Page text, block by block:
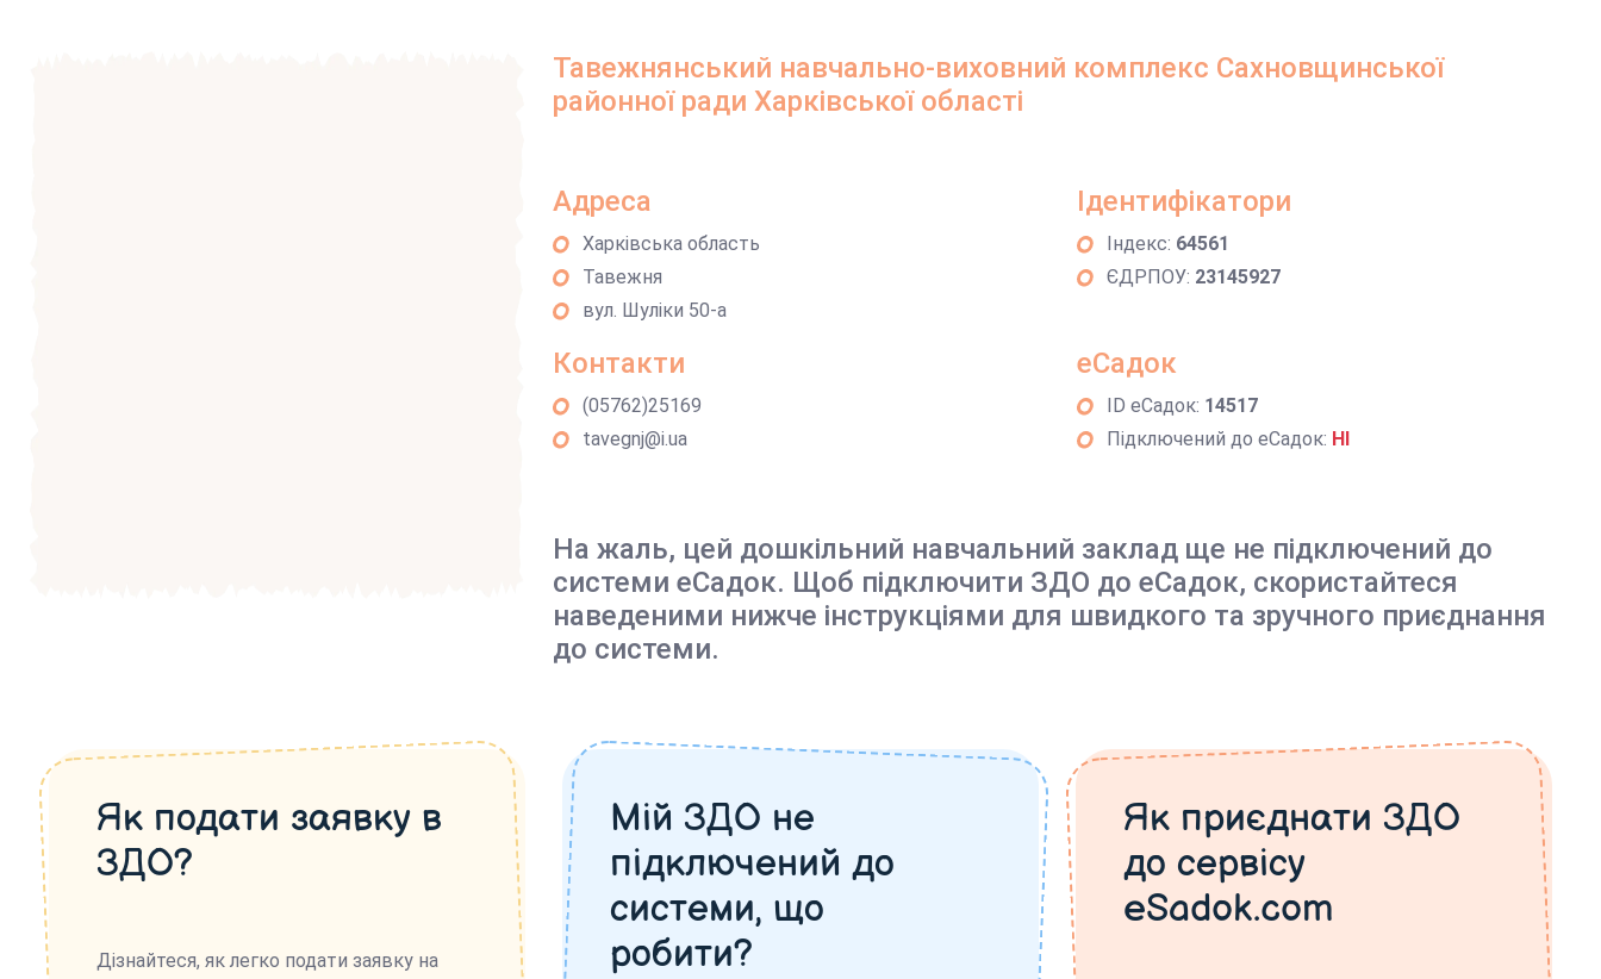
Тавежнянський навчально-виховний комплекс Сахновщинської
районної ради Харківської області
Адреса
Харківська область
Тавежня
вул. Шуліки 50-а
Ідентифікатори
Індекс: 64561
ЄДРПОУ: 23145927
Контакти
(05762)25169
tavegnj@i.ua
еСадок
ID еСадок: 14517
Підключений до еСадок: НІ
На жаль, цей дошкільний навчальний заклад ще не підключений до
системи еСадок. Щоб підключити ЗДО до еСадок, скористайтеся
наведеними нижче інструкціями для швидкого та зручного приєднання
до системи.
Як подати заявку в
ЗДО?
Дізнайтеся, як легко подати заявку на
Мій ЗДО не
підключений до
системи, що
робити?
Як приєднати ЗДО
до сервісу
eSadok.com